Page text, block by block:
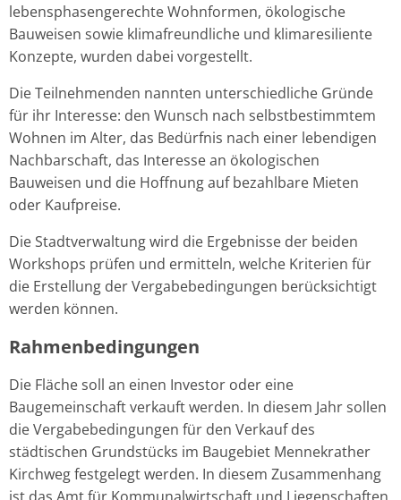
lebensphasengerechte Wohnformen, ökologische
Bauweisen sowie klimafreundliche und klimaresiliente
Konzepte, wurden dabei vorgestellt.
Die Teilnehmenden nannten unterschiedliche Gründe
für ihr Interesse: den Wunsch nach selbstbestimmtem
Wohnen im Alter, das Bedürfnis nach einer lebendigen
Nachbarschaft, das Interesse an ökologischen
Bauweisen und die Hoffnung auf bezahlbare Mieten
oder Kaufpreise.
Die Stadtverwaltung wird die Ergebnisse der beiden
Workshops prüfen und ermitteln, welche Kriterien für
die Erstellung der Vergabebedingungen berücksichtigt
werden können.
Rahmenbedingungen
Die Fläche soll an einen Investor oder eine
Baugemeinschaft verkauft werden. In diesem Jahr sollen
die Vergabebedingungen für den Verkauf des
städtischen Grundstücks im Baugebiet Mennekrather
Kirchweg festgelegt werden. In diesem Zusammenhang